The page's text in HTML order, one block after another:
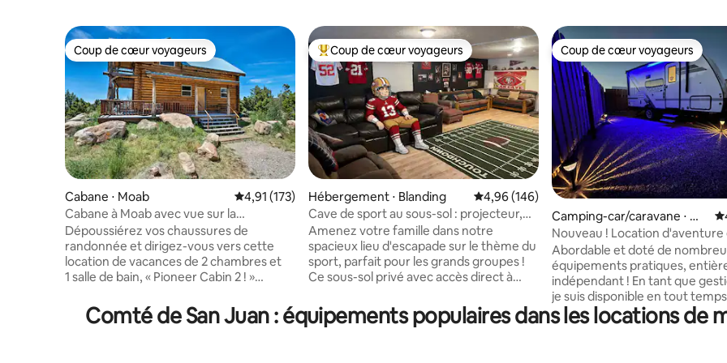
Coup de cœur voyageurs
Coup de cœur voyageurs
Cabane ⋅ Moab Évaluation moyenne sur la base de 173 commentaires : 4,91 sur 5
4,91 (173)
Cabane à Moab avec vue sur la
montagne et barbecue !
Dépoussiérez vos chaussures de
randonnée et dirigez-vous vers cette
location de vacances de 2 chambres et
1 salle de bain, « Pioneer Cabin 2 ! »
des divertissements extérieurs sans fin,
notamment des terrasses supérieures et
Coups de cœur voyageurs les plus appréciés
Coup de cœur voyageurs
Hébergement ⋅ Blanding Évaluation moyenne sur la base de 146
4,96 (146)
Cave de sport au sous-sol : projecteur,
jacuzzi, table de billard
Amenez votre famille dans notre
spacieux lieu d'escapade sur le thème du
sport, parfait pour les grands groupes !
Ce sous-sol privé avec accès direct à
se détendre et recevoir. Profitez d'un
jacuzzi privé, d'une partie de billard ou de
Coup de cœur voyageurs
Coup de cœur voyageurs
Camping-car/caravane ⋅ Mo
ab
Nouveau ! Location d'aventure
camping-car ! Unique et
Abordable et doté de
équipements pratiques,
indépendant ! En tant que gestionnaire,
je suis disponible en tout
téléphone. Ce camping-car
7 miles de Moab ! 3 adultes
Comté de San Juan : équipements populaires dans les locations de